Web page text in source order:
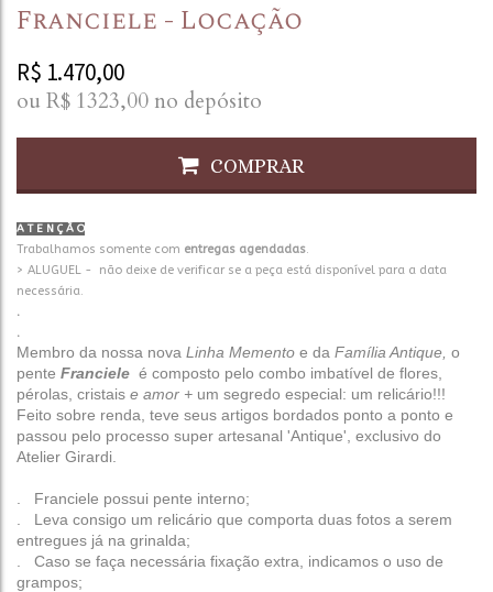
Franciele - Locação
R$ 1.470,00
ou R$ 1323,00 no depósito
COMPRAR
A T E N Ç Ã O
Trabalhamos somente com entregas agendadas.
> ALUGUEL - não deixe de verificar se a peça está disponível para a data
necessária.
.
.
Membro da nossa nova Linha Memento e da Família Antique, o
pente Franciele é composto pelo combo imbatível de flores,
pérolas, cristais e amor + um segredo especial: um relicário!!!
Feito sobre renda, teve seus artigos bordados ponto a ponto e
passou pelo processo super artesanal 'Antique', exclusivo do
Atelier Girardi.
. Franciele possui pente interno;
. Leva consigo um relicário que comporta duas fotos a serem
entregues já na grinalda;
. Caso se faça necessária fixação extra, indicamos o uso de
grampos;